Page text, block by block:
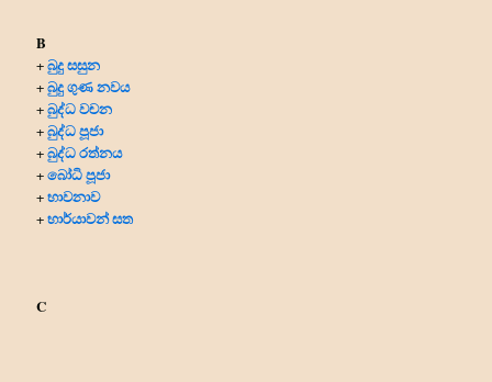
B
+බුදු සසුන
+බුදු ගුණ නවය
+බුද්ධ වචන
+බුද්ධ පූජා
+බුද්ධ රත්නය
+බෝධි පූජා
+භාවනාව
+භාර්යාවන් සත
C